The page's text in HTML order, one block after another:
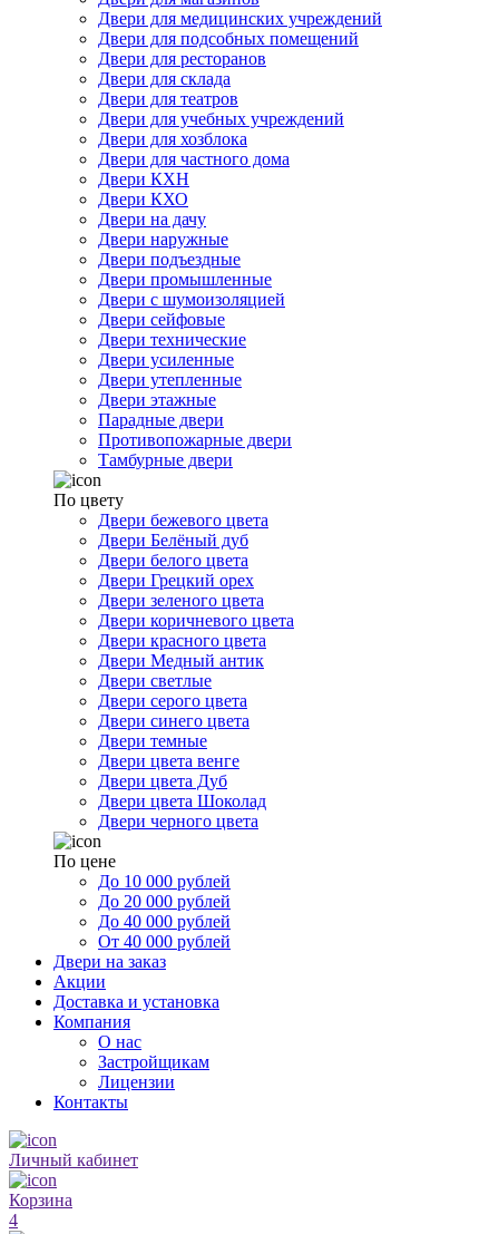
Двери для медицинских учреждений
Двери для подсобных помещений
Двери для ресторанов
Двери для склада
Двери для театров
Двери для учебных учреждений
Двери для хозблока
Двери для частного дома
Двери КХН
Двери КХО
Двери на дачу
Двери наружные
Двери подъездные
Двери промышленные
Двери с шумоизоляцией
Двери сейфовые
Двери технические
Двери усиленные
Двери утепленные
Двери этажные
Парадные двери
Противопожарные двери
Тамбурные двери
По цвету
Двери бежевого цвета
Двери Белёный дуб
Двери белого цвета
Двери Грецкий орех
Двери зеленого цвета
Двери коричневого цвета
Двери красного цвета
Двери Медный антик
Двери светлые
Двери серого цвета
Двери синего цвета
Двери темные
Двери цвета венге
Двери цвета Дуб
Двери цвета Шоколад
Двери черного цвета
По цене
До 10 000 рублей
До 20 000 рублей
До 40 000 рублей
От 40 000 рублей
Двери на заказ
Акции
Доставка и установка
Компания
О нас
Застройщикам
Лицензии
Контакты
Личный кабинет
Корзина
4